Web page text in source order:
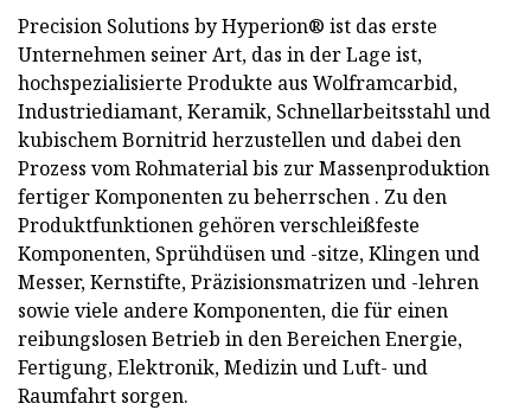
Precision Solutions by Hyperion® ist das erste
Unternehmen seiner Art, das in der Lage ist,
hochspezialisierte Produkte aus Wolframcarbid,
Industriediamant, Keramik, Schnellarbeitsstahl und
kubischem Bornitrid herzustellen und dabei den
Prozess vom Rohmaterial bis zur Massenproduktion
fertiger Komponenten zu beherrschen . Zu den
Produktfunktionen gehören verschleißfeste
Komponenten, Sprühdüsen und -sitze, Klingen und
Messer, Kernstifte, Präzisionsmatrizen und -lehren
sowie viele andere Komponenten, die für einen
reibungslosen Betrieb in den Bereichen Energie,
Fertigung, Elektronik, Medizin und Luft- und
Raumfahrt sorgen.